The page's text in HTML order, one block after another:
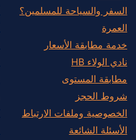
السفر والسياحة للمسلمين؟
العمرة
خدمة مطابقة الأسعار
نادي الولاء HB
مطابقة المستوى
شروط الحجز
الخصوصية وملفات الارتباط
الأسئلة الشائعة